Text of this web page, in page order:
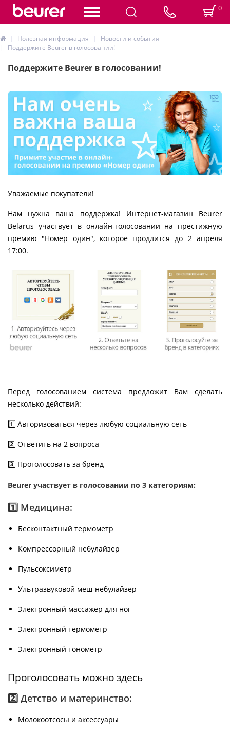
0
Полезная информация
Новости и события
Поддержите Beurer в голосовании!
Поддержите Beurer в голосовании!
Уважаемые покупатели!
Нам нужна ваша поддержка! Интернет-магазин Beurer
Belarus участвует в онлайн-голосовании на престижную
премию "Номер один", которое продлится до 2 апреля
17:00.
Перед голосованием система предложит Вам сделать
несколько действий:
1️⃣ Авторизоваться через любую социальную сеть
2️⃣ Ответить на 2 вопроса
3️⃣ Проголосовать за бренд
Beurer участвует в голосовании по 3 категориям:
1️⃣ Медицина:
Бесконтактный термометр
Компрессорный небулайзер
Пульсоксиметр
Ультразвуковой меш-небулайзер
Электронный массажер для ног
Электронный термометр
Электронный тонометр
Проголосовать можно здесь
2️⃣ Детство и материнство:
Молокоотсосы и аксессуары